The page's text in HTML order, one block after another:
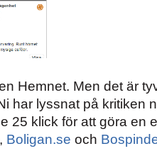
Hemnet. Men det är
har lyssnat på kritiken
25 klick för att göra en
, Boligan.se och